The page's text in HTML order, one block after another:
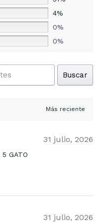
4%
0%
0%
Buscar
31 julio, 2026
GATO
31 julio, 2026